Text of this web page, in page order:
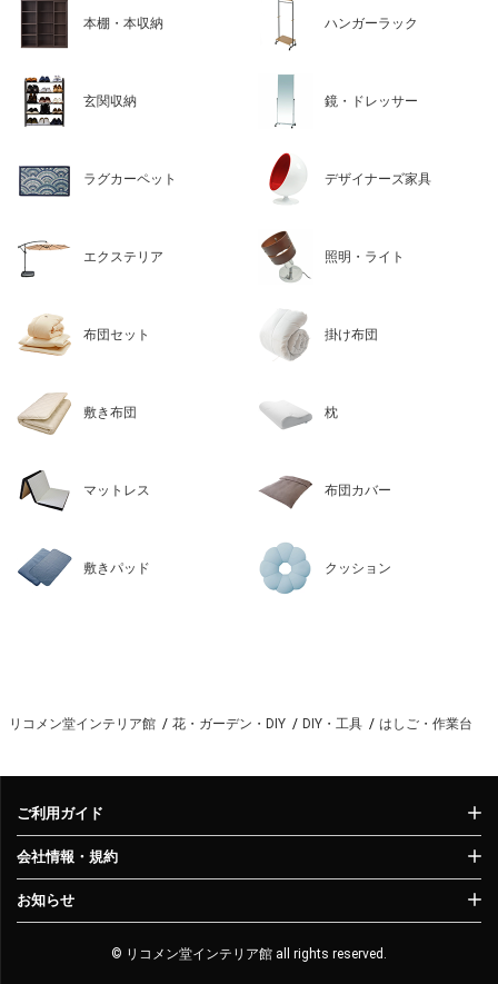
本棚・本収納 ハンガーラック
玄関収納 鏡・ドレッサー
ラグカーペット デザイナーズ家具
エクステリア 照明・ライト
布団セット 掛け布団
敷き布団 枕
マットレス 布団カバー
敷きパッド クッション
リコメン堂インテリア館 花・ガーデン・DIY DIY・工具 はしご・作業台
ご利用ガイド
会社情報・規約
お知らせ
© リコメン堂インテリア館 all rights reserved.